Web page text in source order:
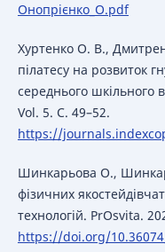
Онопрієнко_О.pdf
Хуртенко О. В.,
пілатесу на розвиток
середнього шкільного
Vol. 5. С. 49–52.
https://
Шинкарьова О.,
фізичних
технологій. PrOsvita.
https://doi.org/